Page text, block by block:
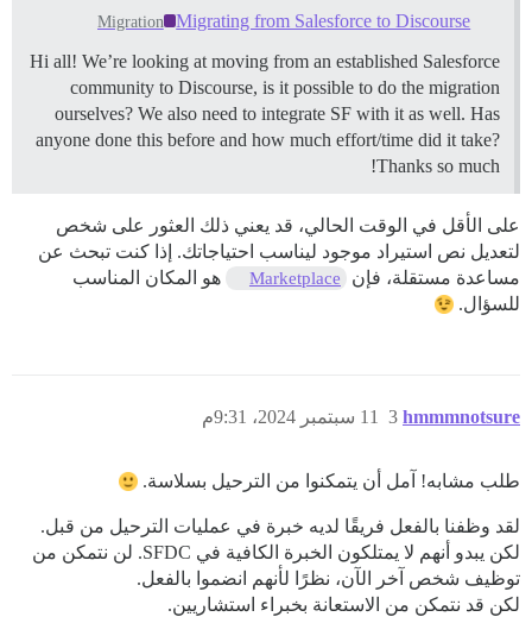
Migrating from Salesforce to Discourse
Migration
Hi all! We’re looking at moving from an established Salesforce
community to Discourse, is it possible to do the migration
ourselves? We also need to integrate SF with it as well. Has
anyone done this before and how much effort/time did it take?
Thanks so much!
على الأقل في الوقت الحالي، قد يعني ذلك العثور على شخص
لتعديل نص استيراد موجود ليناسب احتياجاتك. إذا كنت تبحث عن
مساعدة مستقلة، فإن
Marketplace
هو المكان المناسب
للسؤال.
hmmmnotsure 11 سبتمبر 2024، 9:31م 3
طلب مشابه! آمل أن يتمكنوا من الترحيل بسلاسة.
لقد وظفنا بالفعل فريقًا لديه خبرة في عمليات الترحيل من قبل.
لكن يبدو أنهم لا يمتلكون الخبرة الكافية في SFDC. لن نتمكن من
توظيف شخص آخر الآن، نظرًا لأنهم انضموا بالفعل.
لكن قد نتمكن من الاستعانة بخبراء استشاريين.